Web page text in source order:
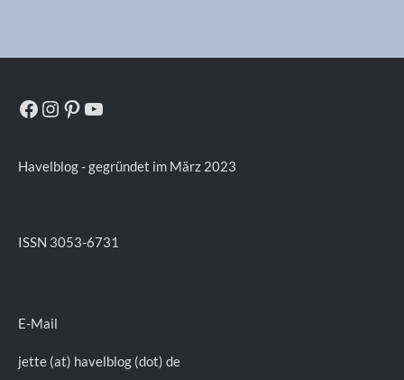
Facebook
Instagram
Pinterest
YouTube
Havelblog - gegründet im März 2023
ISSN 3053-6731
E-Mail
jette (at) havelblog (dot) de